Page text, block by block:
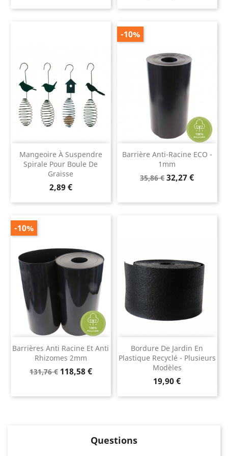
base
Mangeoire À Suspendre
Spirale Pour Boule De
Graisse
Prix
2,89 €
Barrière Anti-Racine ECO -
1mm
Prix
35,86 €Prix
32,27 €
-10%
Barrières Anti Racine Et Anti
Rhizomes 2mm
Prix
131,76 € Prix
118,58 €
-10%
Bordure De Jardin En
Plastique Recyclé - Plusieurs
Modèles
Prix
19,90 €
Questions